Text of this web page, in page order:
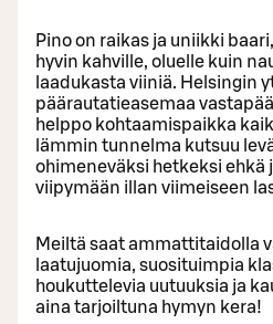
Pino on raikas ja uniikki
hyvin kahville, oluelle kuin
laadukasta viiniä. Helsingin
päärautatieasemaa
helppo kohtaamispaikka
lämmin tunnelma kutsuu
ohimeneväksi hetkeksi ehkä
viipymään illan viimeiseen
Meiltä saat ammattitaidolla
laatujuomia, suosituimpia
houkuttelevia uutuuksia ja
aina tarjoiltuna hymyn kera!